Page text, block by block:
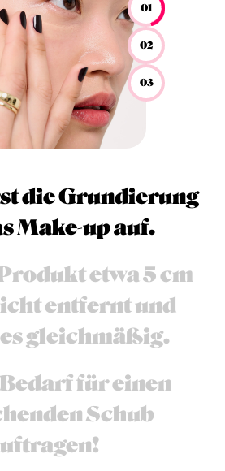
die Grundierung
Make-up auf.
etwa 5 cm
entfernt und
gleichmäßig.
für einen
Schub
01
02
03